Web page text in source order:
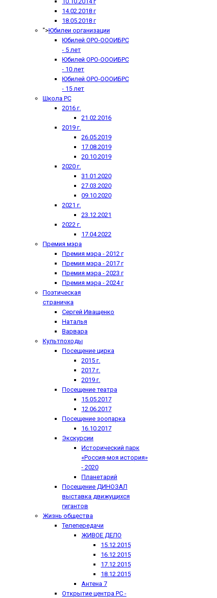
14.02.2018 г
18.05.2018 г
">Юбилеи организации
Юбилей ОРО-ОООИБРС
- 5 лет
Юбилей ОРО-ОООИБРС
- 10 лет
Юбилей ОРО-ОООИБРС
- 15 лет
Школа РС
2016 г.
21.02.2016
2019 г.
26.05.2019
17.08.2019
20.10.2019
2020 г.
31.01.2020
27.03.2020
09.10.2020
2021 г.
23.12.2021
2022 г.
17.04.2022
Премия мэра
Премия мэра - 2012 г
Премия мэра - 2017 г
Премия мэра - 2023 г
Премия мэра - 2024 г
Поэтическая
страничка
Сергей Иващенко
Наталья
Варвара
Культпоходы
Посещение цирка
2015 г.
2017 г.
2019 г.
Посещение театра
15.05.2017
12.06.2017
Посещение зоопарка
16.10.2017
Экскурсии
Исторический парк
«Россия-моя история»
- 2020
Планетарий
Посещение ДИНОЗАЛ
выставка движущихся
гигантов
Жизнь общества
Телепередачи
ЖИВОЕ ДЕЛО
15.12.2015
16.12.2015
17.12.2015
18.12.2015
Антена 7
Открытие центра РС -